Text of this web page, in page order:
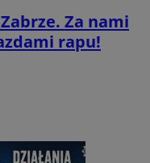
Za nami
rapu!